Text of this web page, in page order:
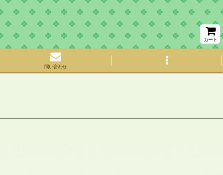
カート
問い合わせ